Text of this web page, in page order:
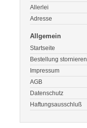
Allerlei
Adresse
Allgemein
Startseite
Bestellung stornieren
Impressum
AGB
Datenschutz
Haftungsausschluß